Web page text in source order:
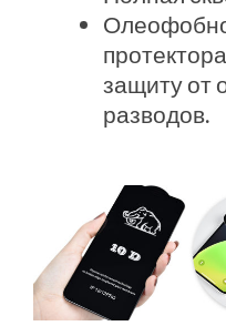
защиту от
разводов.